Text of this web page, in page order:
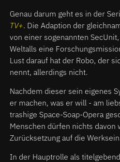
Genau darum geht es in der
TV+. Die Adaption der
von einer sogenannten
Weltalls eine
Lust darauf hat der Robo, der
nennt, allerdings nicht.
Nachdem dieser sein eigenes
er machen, was er will - am
trashige Space-Soap-Opera
Menschen dürfen nichts davon
Zurücksetzung auf die
In der Hauptrolle als